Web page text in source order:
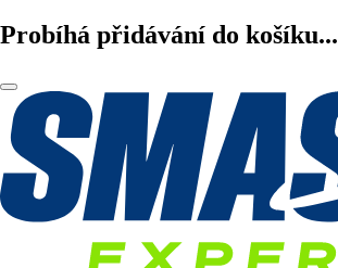
Probíhá přidávání do košíku...